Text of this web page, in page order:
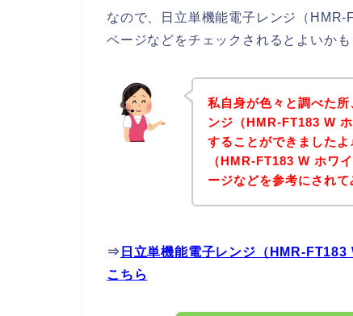
なので、日立単機能電子レンジ（
ページなどをチェックされるとよいかも
私自身が色々と調べた
ンジ（HMR-FT183 W
することができました
（HMR-FT183 W ホワ
ージなどを参考にされ
⇒ 日立単機能電子レンジ（HMR-
こちら